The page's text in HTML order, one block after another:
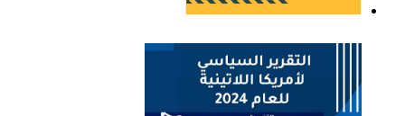
اللاتينية للعام 2023